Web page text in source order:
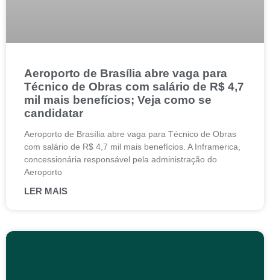
Aeroporto de Brasília abre vaga para
Técnico de Obras com salário de R$ 4,7
mil mais benefícios; Veja como se
candidatar
Aeroporto de Brasília abre vaga para Técnico de Obras
com salário de R$ 4,7 mil mais benefícios. A Inframerica,
concessionária responsável pela administração do
Aeroporto
LER MAIS